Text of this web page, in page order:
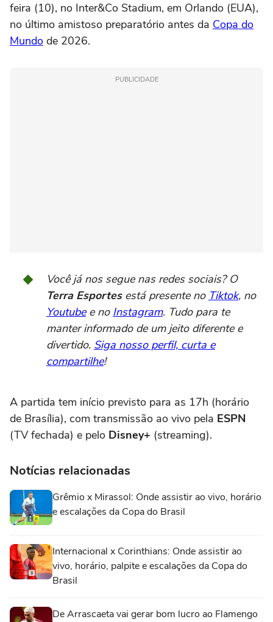
feira (10), no Inter&Co Stadium, em Orlando (EUA),
no último amistoso preparatório antes da Copa do
Mundo de 2026.
PUBLICIDADE
Você já nos segue nas redes sociais? O
Terra Esportesestá presente no Tiktok, no
Youtubee no Instagram. Tudo para te
manter informado de um jeito diferente e
divertido. Siga nosso perfil, curta e
compartilhe!
A partida tem início previsto para as 17h (horário
de Brasília), com transmissão ao vivo pela ESPN
(TV fechada) e pelo Disney+ (streaming).
Notícias relacionadas
Grêmio x Mirassol: Onde assistir ao vivo, horário
e escalações da Copa do Brasil
Internacional x Corinthians: Onde assistir ao
vivo, horário, palpite e escalações da Copa do
Brasil
De Arrascaeta vai gerar bom lucro ao Flamengo